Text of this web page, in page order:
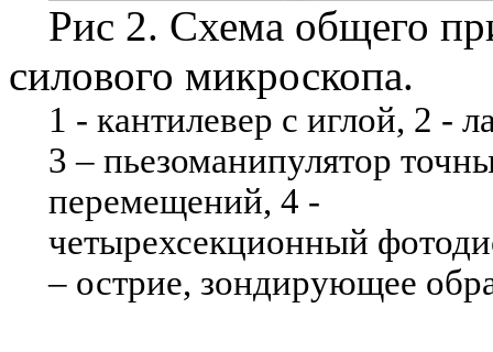
Рис 2. Схема общего
силового микроскопа.
1 - кантилевер с иглой, 2 -
3 – пьезоманипулятор
перемещений, 4 -
четырехсекционный
– острие, зондирующее